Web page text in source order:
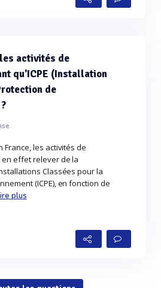
activités de
qu'ICPE (Installation
de
France, les activités de
effet relever de la
Classées pour la
(ICPE), en fonction de
plus